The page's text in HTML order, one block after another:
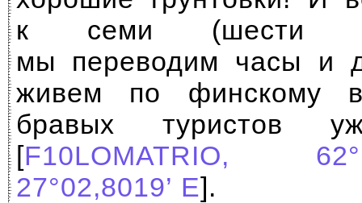
к семи (шести
мы переводим часы и
живем по финскому
бравых туристов
[F10LOMATRIO,
27°02,8019’ E].